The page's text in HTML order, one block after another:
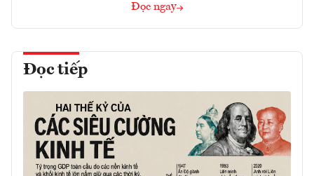
Đọc ngay
Đọc tiếp